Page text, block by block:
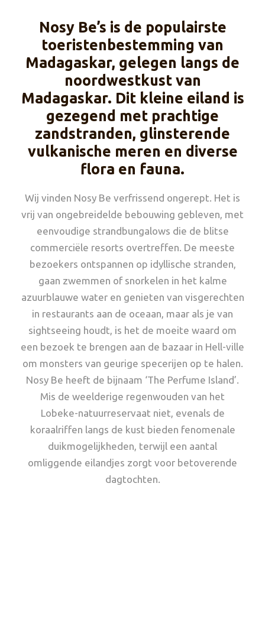
Nosy Be’s is de populairste
toeristenbestemming van
Madagaskar, gelegen langs de
noordwestkust van
Madagaskar. Dit kleine eiland is
gezegend met prachtige
zandstranden, glinsterende
vulkanische meren en diverse
flora en fauna.
Wij vinden Nosy Be verfrissend ongerept. Het is
vrij van ongebreidelde bebouwing gebleven, met
eenvoudige strandbungalows die de blitse
commerciële resorts overtreffen. De meeste
bezoekers ontspannen op idyllische stranden,
gaan zwemmen of snorkelen in het kalme
azuurblauwe water en genieten van visgerechten
in restaurants aan de oceaan, maar als je van
sightseeing houdt, is het de moeite waard om
een ​​bezoek te brengen aan de bazaar in Hell-ville
om monsters van geurige specerijen op te halen.
Nosy Be heeft de bijnaam ‘The Perfume Island’.
Mis de weelderige regenwouden van het
Lobeke-natuurreservaat niet, evenals de
koraalriffen langs de kust bieden fenomenale
duikmogelijkheden, terwijl een aantal
omliggende eilandjes zorgt voor betoverende
dagtochten.